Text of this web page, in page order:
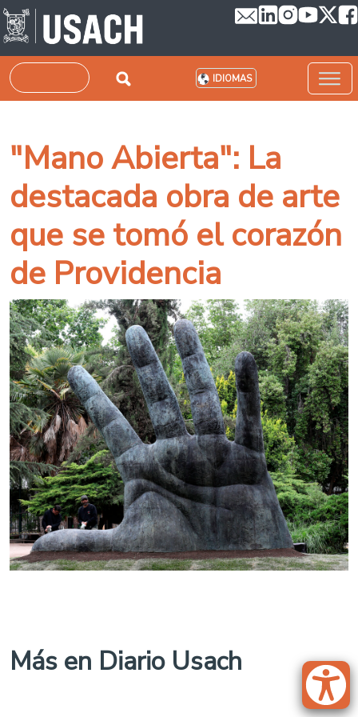
Pasar al contenido principal
Buscar IDIOMAS
"Mano Abierta": La
destacada obra de arte
que se tomó el corazón
de Providencia
Más en Diario Usach